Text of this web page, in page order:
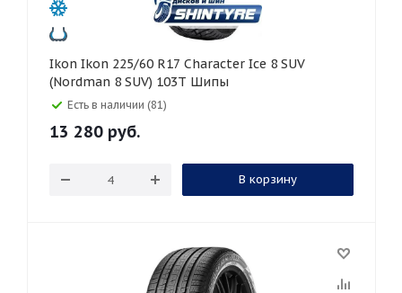
Ikon Ikon 225/60 R17 Character Ice 8 SUV
(Nordman 8 SUV) 103T Шипы
Есть в наличии (81)
13 280 руб.
В корзину